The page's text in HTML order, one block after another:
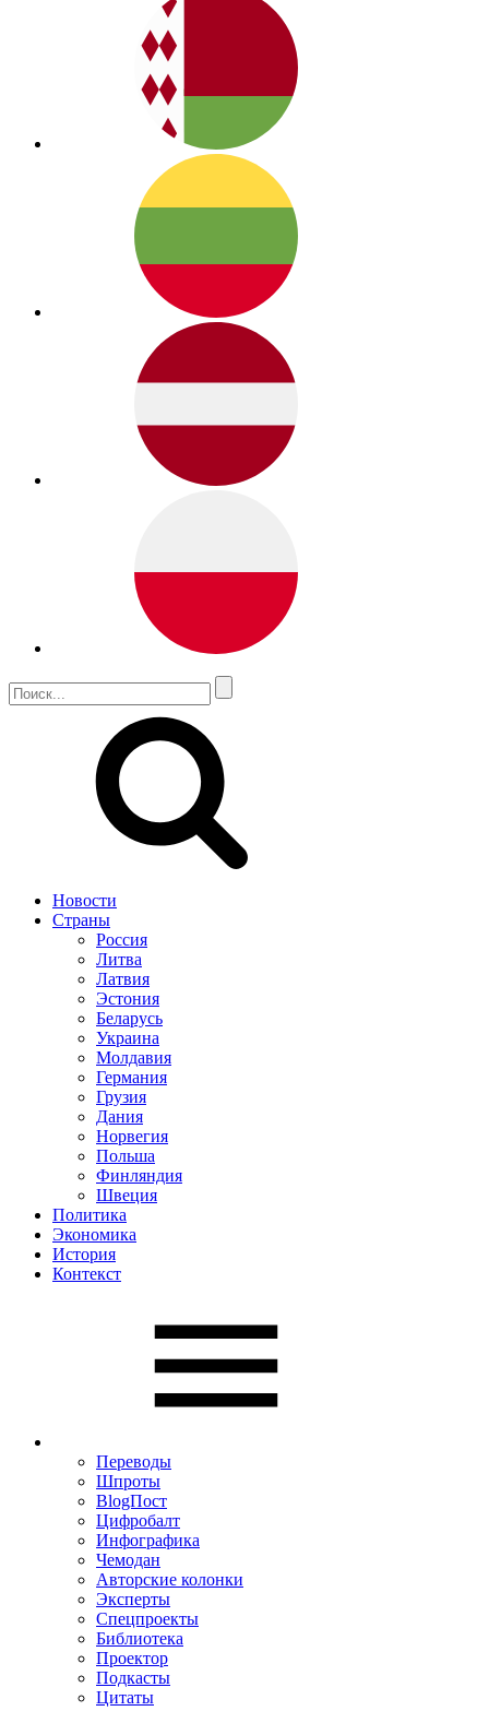
Новости
Страны
Россия
Литва
Латвия
Эстония
Беларусь
Украина
Молдавия
Германия
Грузия
Дания
Норвегия
Польша
Финляндия
Швеция
Политика
Экономика
История
Контекст
Переводы
Шпроты
BlogПост
Цифробалт
Инфографика
Чемодан
Авторские колонки
Эксперты
Спецпроекты
Библиотека
Проектор
Подкасты
Цитаты